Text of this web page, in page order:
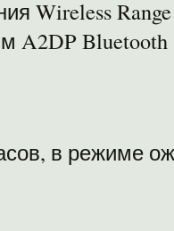
Wireless
A2DP
в режиме